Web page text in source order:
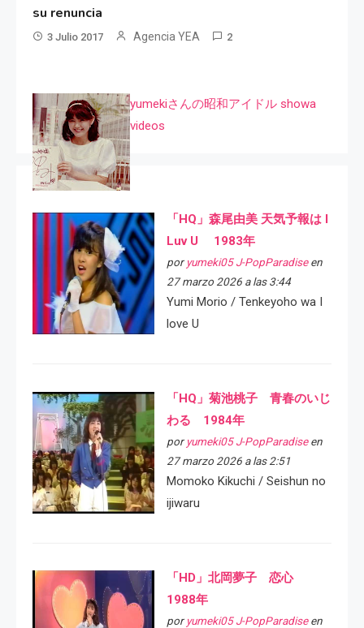
su renuncia
3 Julio 2017 Agencia YEA 2
yumekiさんの昭和アイドル showa
videos
「HQ」森尾由美 天気予報は I
Luv U 1983年
por yumeki05 J-PopParadiseen
27 marzo 2026 a las 3:44
Yumi Morio / Tenkeyoho wa I
love U
「HQ」菊池桃子 青春のいじ
わる 1984年
por yumeki05 J-PopParadiseen
27 marzo 2026 a las 2:51
Momoko Kikuchi / Seishun no
ijiwaru
「HD」北岡夢子 恋心
1988年
por yumeki05 J-PopParadiseen